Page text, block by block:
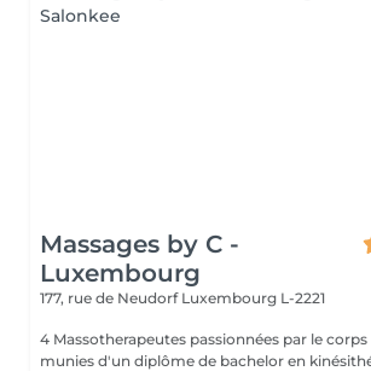
Massages by C -
Luxembourg
177, rue de Neudorf Luxembourg L-2221
4 Massotherapeutes passionnées par le
munies d'un diplôme de bachelor en